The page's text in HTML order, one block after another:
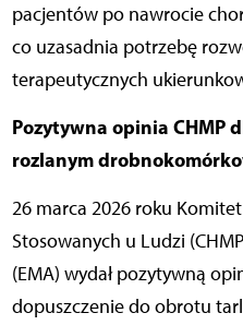
pacjentów po nawrocie
co uzasadnia potrzebę
terapeutycznych
Pozytywna opinia CHMP
rozlanym
26 marca 2026 roku
Stosowanych u Ludzi
(EMA) wydał pozytywną
dopuszczenie do obrotu